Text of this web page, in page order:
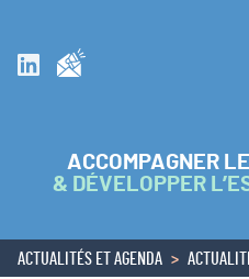
Suivez nous sur Linkedin
ACCOMPAGNER
& DÉVELOPPER
ACCUEIL
ACTUALITÉS ET AGENDA